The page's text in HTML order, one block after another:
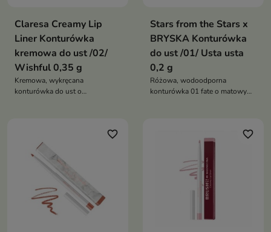
Claresa Creamy Lip
Liner Konturówka
kremowa do ust /02/
Wishful 0,35 g
Kremowa, wykręcana
konturówka do ust o
komfort noszenia przez wiele
godzin
Stars from the Stars x
BRYSKA Konturówka
do ust /01/ Usta usta
0,2 g
Różowa, wodoodporna
konturówka 01 fate o matowym,
favorite_border favorite_border